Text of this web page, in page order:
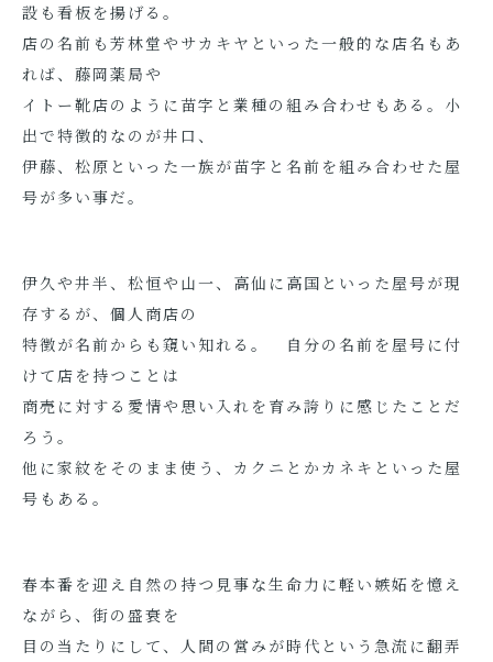
設も看板を揚げる。
店の名前も芳林堂やサカキヤといった一般的な店名もあ
れば、藤岡薬局や
イトー靴店のように苗字と業種の組み合わせもある。小
出で特徴的なのが井口、
伊藤、松原といった一族が苗字と名前を組み合わせた屋
号が多い事だ。
伊久や井半、松恒や山一、高仙に高国といった屋号が現
存するが、個人商店の
特徴が名前からも窺い知れる。 自分の名前を屋号に付
けて店を持つことは
商売に対する愛情や思い入れを育み誇りに感じたことだ
ろう。
他に家紋をそのまま使う、カクニとかカネキといった屋
号もある。
春本番を迎え自然の持つ見事な生命力に軽い嫉妬を憶え
ながら、街の盛衰を
目の当たりにして、人間の営みが時代という急流に翻弄